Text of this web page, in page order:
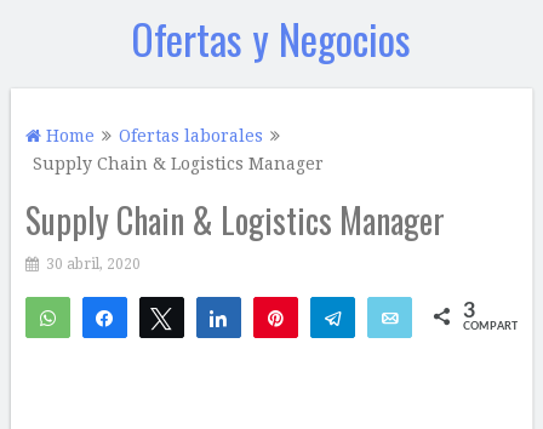
Ofertas y Negocios
Home
Ofertas laborales
Supply Chain & Logistics Manager
Supply Chain & Logistics Manager
30 abril, 2020
WhatsAppCompartirTwittear Compartir Telegram Email 3
COMPARTIR